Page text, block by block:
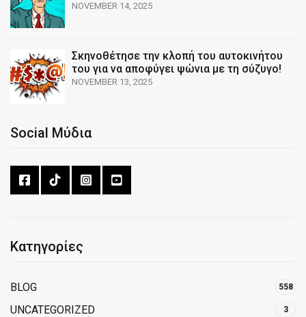
NOVEMBER 14, 2025
Σκηνοθέτησε την κλοπή του αυτοκινήτου
του για να αποφύγει ψώνια με τη σύζυγο!
NOVEMBER 13, 2025
Social Μύδια
Κατηγορίες
BLOG 558
UNCATEGORIZED 3